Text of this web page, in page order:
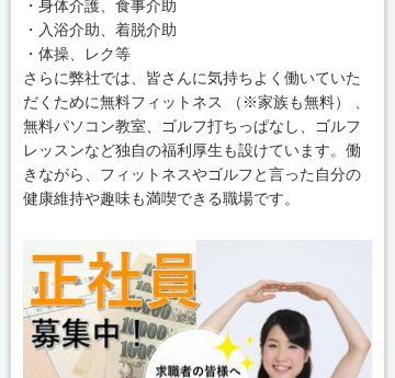
・身体介護、食事介助
・入浴介助、着脱介助
・体操、レク等
さらに弊社では、皆さんに気持ちよく働いていた
だくために無料フィットネス （※家族も無料） 、
無料パソコン教室、ゴルフ打ちっぱなし、ゴルフ
レッスンなど独自の福利厚生も設けています。働
きながら、フィットネスやゴルフと言った自分の
健康維持や趣味も満喫できる職場です。